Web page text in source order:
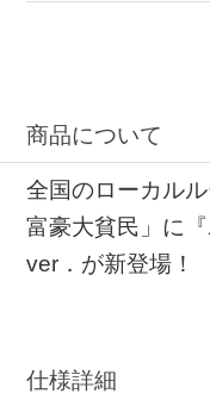
商品について
全国のローカル
富豪大貧民」に
ver．が新登場！
仕様詳細